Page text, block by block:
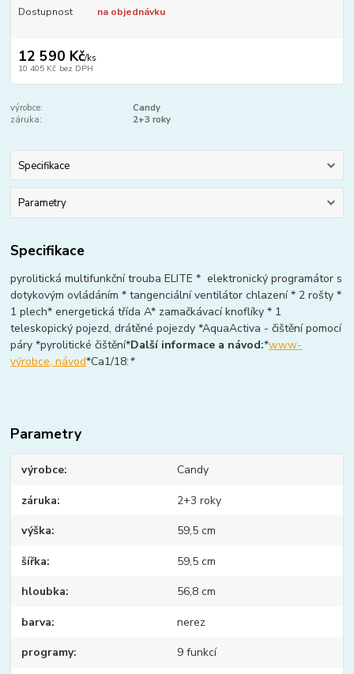
Dostupnost na objednávku
12 590 Kč/ks
10 405 Kč bez DPH
výrobce:
Candy
záruka:
2+3 roky
Specifikace
Parametry
Specifikace
pyrolitická multifunkční trouba ELITE * elektronický programátor s
dotykovým ovládáním * tangenciální ventilátor chlazení * 2 rošty *
1 plech* energetická třída A* zamačkávací knoflíky * 1
teleskopický pojezd, drátěné pojezdy *AquaActiva - čištění pomocí
páry *pyrolitické čištění*Další informace a návod:*www-
výrobce, návod*Ca1/18:*
Parametry
výrobce Candy
záruka 2+3 roky
výška 59,5 cm
šířka 59,5 cm
hloubka 56,8 cm
barva nerez
programy 9 funkcí